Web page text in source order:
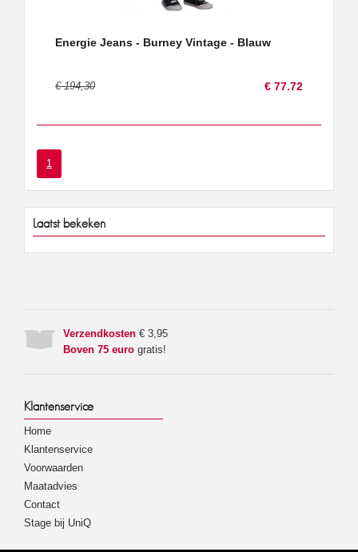
Energie Jeans - Burney Vintage - Blauw
€ 194,30 € 77.72
1
Laatst bekeken
Verzendkosten € 3,95
Boven 75 euro gratis!
Klantenservice
Home
Klantenservice
Voorwaarden
Maatadvies
Contact
Stage bij UniQ